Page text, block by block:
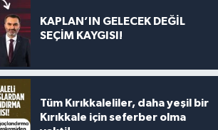
KAPLAN’IN GELECEK DEĞİL
SEÇİM KAYGISI!
Tüm Kırıkkaleliler, daha yeşil bir
Kırıkkale için seferber olma